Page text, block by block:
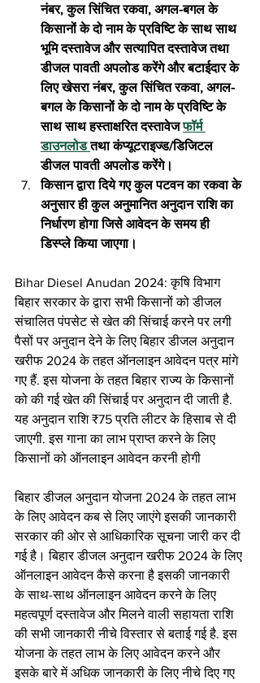
नंबर, कुल सिंचित रकवा, अगल-बगल के
किसानों के दो नाम के प्रविष्टि के साथ साथ
भूमि दस्तावेज और सत्यापित दस्तावेज तथा
डीजल पावती अपलोड करेंगे और बटाईदार के
लिए खेसरा नंबर, कुल सिंचित रकवा, अगल-
बगल के किसानों के दो नाम के प्रविष्टि के
साथ साथ हस्ताक्षरित दस्तावेज फॉर्म
डाउनलोड तथा कंप्यूटराइज्ड/डिजिटल
डीजल पावती अपलोड करेंगे।
किसान द्वारा दिये गए कुल पटवन का रकवा के
अनुसार ही कुल अनुमानित अनुदान राशि का
निर्धारण होगा जिसे आवेदन के समय ही
डिस्प्ले किया जाएगा।
Bihar Diesel Anudan 2024: कृषि विभाग
बिहार सरकार के द्वारा सभी किसानों को डीजल
संचालित पंपसेट से खेत की सिंचाई करने पर लगी
पैसों पर अनुदान देने के लिए बिहार डीजल अनुदान
खरीफ 2024 के तहत ऑनलाइन आवेदन पत्र मांगे
गए हैं. इस योजना के तहत बिहार राज्य के किसानों
को की गई खेत की सिंचाई पर अनुदान दी जाती है.
यह अनुदान राशि ₹75 प्रति लीटर के हिसाब से दी
जाएगी. इस गाना का लाभ प्राप्त करने के लिए
किसानों को ऑनलाइन आवेदन करनी होगी
बिहार डीजल अनुदान योजना 2024 के तहत लाभ
के लिए आवेदन कब से लिए जाएंगे इसकी जानकारी
सरकार की ओर से आधिकारिक सूचना जारी कर दी
गई है। बिहार डीजल अनुदान खरीफ 2024 के लिए
ऑनलाइन आवेदन कैसे करना है इसकी जानकारी
के साथ-साथ ऑनलाइन आवेदन करने के लिए
महत्वपूर्ण दस्तावेज और मिलने वाली सहायता राशि
की सभी जानकारी नीचे विस्तार से बताई गई है. इस
योजना के तहत लाभ के लिए आवेदन करने और
इसके बारे में अधिक जानकारी के लिए नीचे दिए गए